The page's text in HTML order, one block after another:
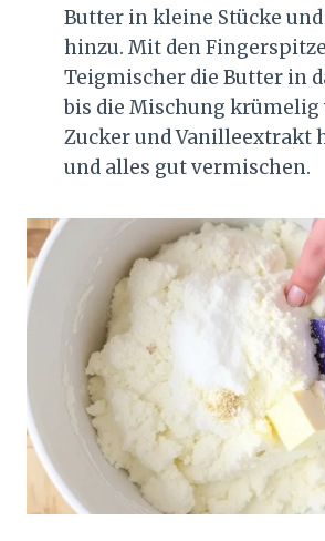
Butter in kleine Stücke
hinzu. Mit den
Teigmischer die Butter in
bis die Mischung krümelig
Zucker und Vanilleextrakt
und alles gut vermischen.